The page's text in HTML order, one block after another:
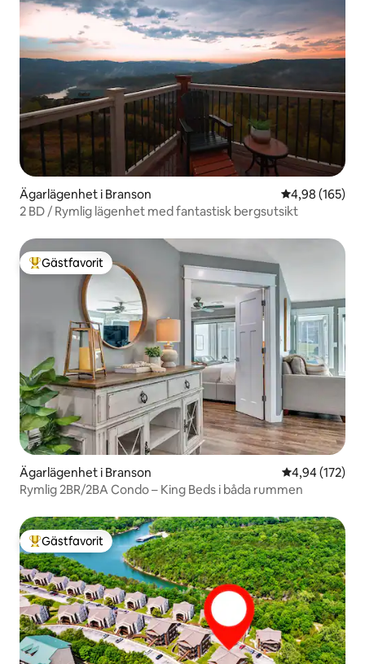
Ägarlägenhet i Branson 4,98 av 5 i
4,98 (165)
2 BD / Rymlig lägenhet med fantastisk bergsutsikt
Populär gästfavorit
Gästfavorit
Ägarlägenhet i Branson 4,94 av 5 i
4,94 (172)
Rymlig 2BR/2BA Condo – King Beds i båda rummen
Populär gästfavorit
Gästfavorit